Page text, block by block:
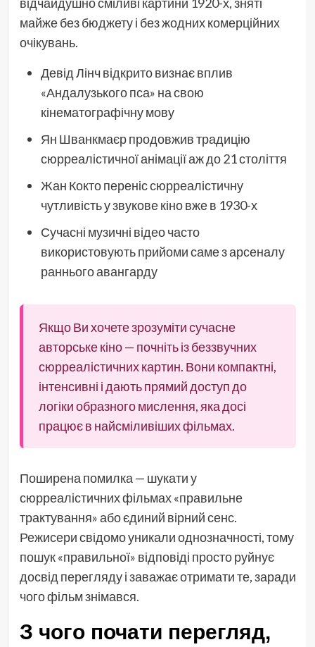
майже без бюджету і без жодних комерційних
очікувань.
Девід Лінч відкрито визнає вплив
«Андалузького пса» на свою
кінематографічну мову
Ян Шванкмаєр продовжив традицію
сюрреалістичної анімації аж до 21 століття
Жан Кокто переніс сюрреалістичну
чутливість у звукове кіно вже в 1930-х
Сучасні музичні відео часто
використовують прийоми саме з арсеналу
раннього авангарду
Якщо Ви хочете зрозуміти сучасне
авторське кіно — почніть із беззвучних
сюрреалістичних картин. Вони компактні,
інтенсивні і дають прямий доступ до
логіки образного мислення, яка досі
працює в найсміливіших фільмах.
Поширена помилка — шукати у
сюрреалістичних фільмах «правильне
трактування» або єдиний вірний сенс.
Режисери свідомо уникали однозначності, тому
пошук «правильної» відповіді просто руйнує
досвід перегляду і заважає отримати те, заради
чого фільм знімався.
З чого почати перегляд,